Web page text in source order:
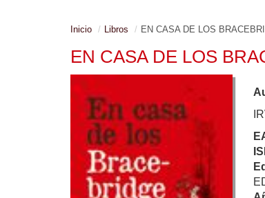
Inicio Libros EN CASA DE LOS
EN CASA DE LOS